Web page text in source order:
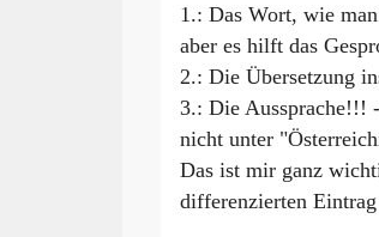
1.: Das Wort, wie
aber es hilft das
2.: Die Übersetzung
3.: Die Aussprache!!!
nicht unter
Das ist mir ganz
differenzierten